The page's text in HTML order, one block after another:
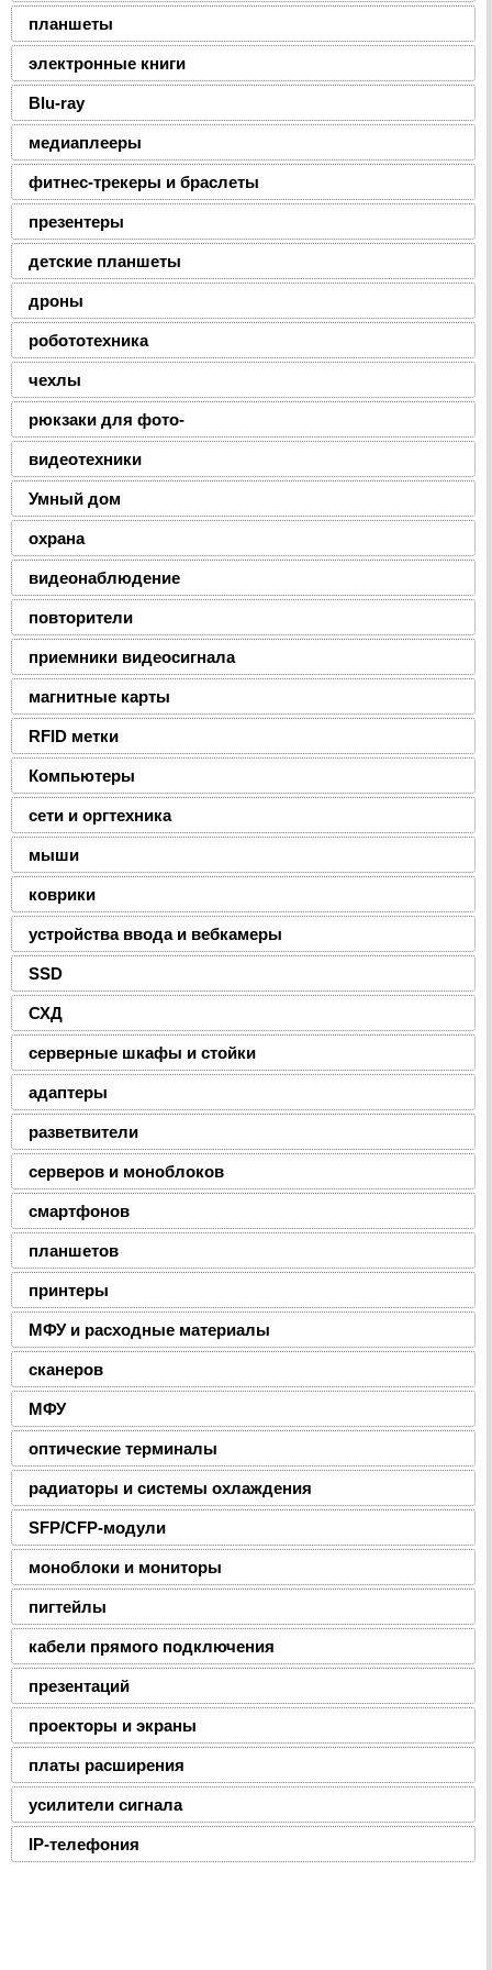
планшеты
электронные книги
Blu-ray
медиаплееры
фитнес-трекеры и браслеты
презентеры
детские планшеты
дроны
робототехника
чехлы
рюкзаки для фото-
видеотехники
Умный дом
охрана
видеонаблюдение
повторители
приемники видеосигнала
магнитные карты
RFID метки
Компьютеры
сети и оргтехника
мыши
коврики
устройства ввода и вебкамеры
SSD
СХД
серверные шкафы и стойки
адаптеры
разветвители
серверов и моноблоков
смартфонов
планшетов
принтеры
МФУ и расходные материалы
сканеров
МФУ
оптические терминалы
радиаторы и системы охлаждения
SFP/CFP-модули
моноблоки и мониторы
пигтейлы
кабели прямого подключения
презентаций
проекторы и экраны
платы расширения
усилители сигнала
IP-телефония